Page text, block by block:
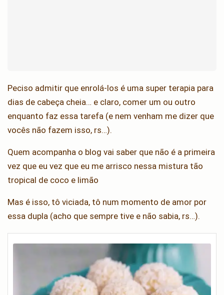
Peciso admitir que enrolá-los é uma super terapia para
dias de cabeça cheia… e claro, comer um ou outro
enquanto faz essa tarefa (e nem venham me dizer que
vocês não fazem isso, rs…).
Quem acompanha o blog vai saber que não é a primeira
vez que eu vez que eu me arrisco nessa mistura tão
tropical de coco e limão
Mas é isso, tô viciada, tô num momento de amor por
essa dupla (acho que sempre tive e não sabia, rs…).